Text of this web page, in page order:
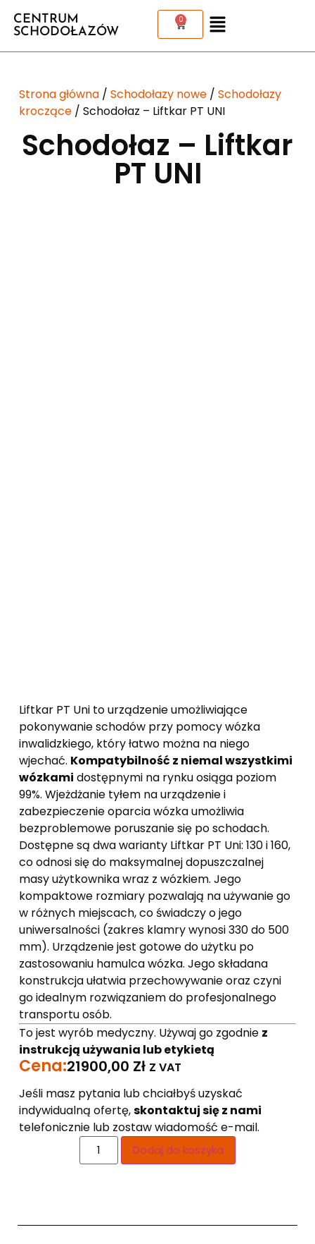
CENTRUM
SCHODOŁAZÓW
0
Strona główna/ Schodołazy nowe/ Schodołazy
kroczące/ Schodołaz – Liftkar PT UNI
Schodołaz – Liftkar
PT UNI
Liftkar PT Uni to urządzenie umożliwiające
pokonywanie schodów przy pomocy wózka
inwalidzkiego, który łatwo można na niego
wjechać. Kompatybilność z niemal wszystkimi
wózkami dostępnymi na rynku osiąga poziom
99%. Wjeżdżanie tyłem na urządzenie i
zabezpieczenie oparcia wózka umożliwia
bezproblemowe poruszanie się po schodach.
Dostępne są dwa warianty Liftkar PT Uni: 130 i 160,
co odnosi się do maksymalnej dopuszczalnej
masy użytkownika wraz z wózkiem. Jego
kompaktowe rozmiary pozwalają na używanie go
w różnych miejscach, co świadczy o jego
uniwersalności (zakres klamry wynosi 330 do 500
mm). Urządzenie jest gotowe do użytku po
zastosowaniu hamulca wózka. Jego składana
konstrukcja ułatwia przechowywanie oraz czyni
go idealnym rozwiązaniem do profesjonalnego
transportu osób.
To jest wyrób medyczny. Używaj go zgodnie z
instrukcją używania lub etykietą
Cena:21900,00 Zł Z VAT
Jeśli masz pytania lub chciałbyś uzyskać
indywidualną ofertę,skontaktuj się z nami
telefonicznie lub zostaw wiadomość e-mail.
Dodaj do koszyka